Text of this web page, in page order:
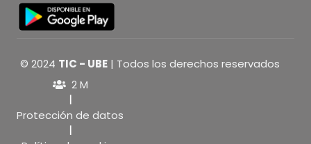
© 2024 TIC - UBE | Todos los derechos reservados
2 M
|
Protección de datos
|